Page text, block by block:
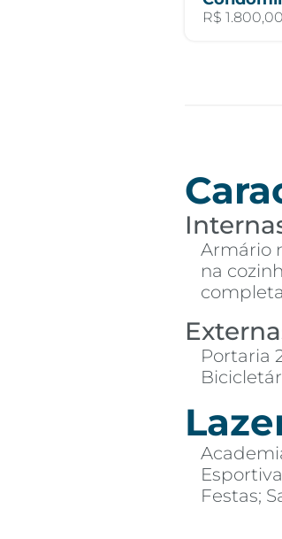
R$ 1.800,00
Armário
na
Portaria
Festas;